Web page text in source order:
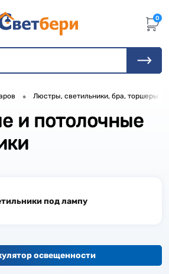
0
• Люстры, светильники, бра, торшеры
и потолочные
под лампу
освещенности